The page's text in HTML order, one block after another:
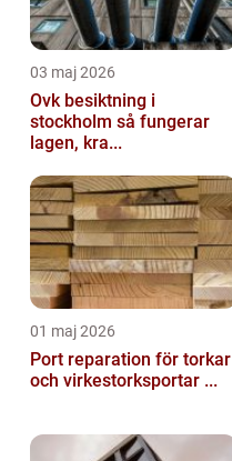
03 maj 2026
Ovk besiktning i
stockholm så fungerar
lagen, kra...
01 maj 2026
Port reparation för torkar
och virkestorksportar ...